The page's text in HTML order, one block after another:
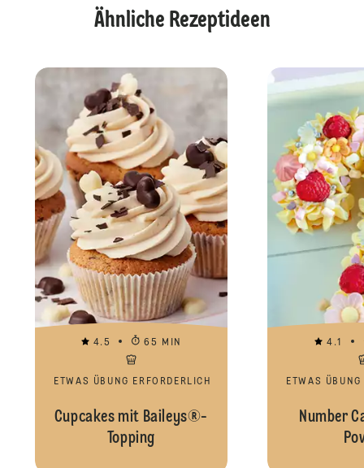
Ähnliche Rezeptideen
4.5 65 MIN
ETWAS ÜBUNG ERFORDERLICH
Cupcakes mit Baileys®-
Topping
4.1
ETWAS
Number